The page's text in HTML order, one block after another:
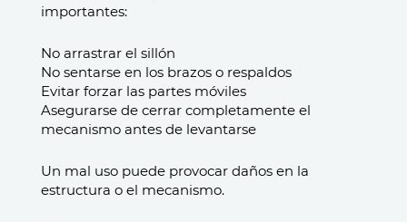
importantes:
No arrastrar el sillón
No sentarse en los brazos o respaldos
Evitar forzar las partes móviles
Asegurarse de cerrar completamente el
mecanismo antes de levantarse
Un mal uso puede provocar daños en la
estructura o el mecanismo.